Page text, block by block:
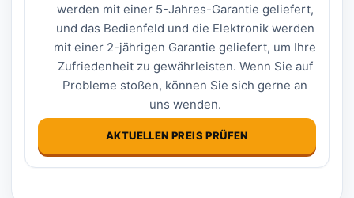
werden mit einer 5-Jahres-Garantie geliefert,
und das Bedienfeld und die Elektronik werden
mit einer 2-jährigen Garantie geliefert, um Ihre
Zufriedenheit zu gewährleisten. Wenn Sie auf
Probleme stoßen, können Sie sich gerne an
uns wenden.
AKTUELLEN PREIS PRÜFEN